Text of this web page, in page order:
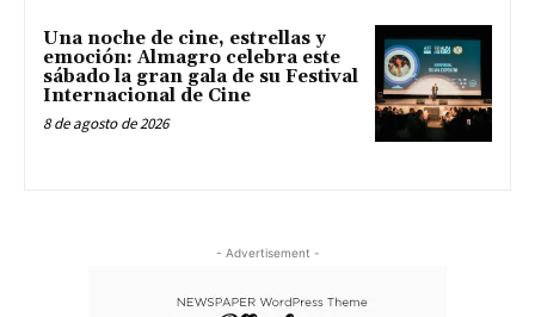
Una noche de cine, estrellas y
emoción: Almagro celebra este
sábado la gran gala de su Festival
Internacional de Cine
8 de agosto de 2026
- Advertisement -